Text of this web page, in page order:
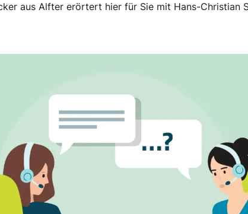
aus Alfter erörtert hier für Sie mit Hans-Christian